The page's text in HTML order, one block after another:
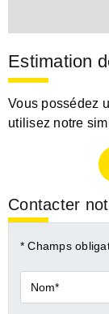
Estimation
Vous possédez
utilisez notre
Contacter
* Champs
Nom*